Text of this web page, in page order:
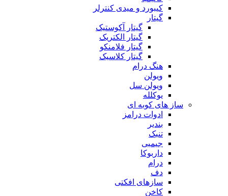
کیبورد و میدی کنترلر
گیتار
گیتار آکوستیک
گیتار الکتریک
گیتار فلامنکو
گیتار کلاسیک
هنگ درام
ویولن
ویولن سل
یوکلله
ساز های کوبه ای
ادوات درامز
بندیر
تنبک
جیمبی
داربوکا
درام
دف
سازهای افکتی
کاخن